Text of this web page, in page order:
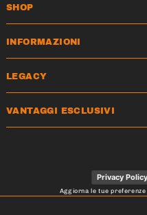
SHOP
INFORMAZIONI
LEGACY
VANTAGGI ESCLUSIVI
Privacy Policy
Aggiorna le tue